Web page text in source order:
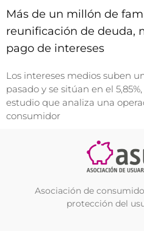
Más de un millón de
reunificación de deuda,
pago de intereses
Los intereses medios suben
pasado y se sitúan en el
estudio que analiza una
consumidor
Asociación de
protección del